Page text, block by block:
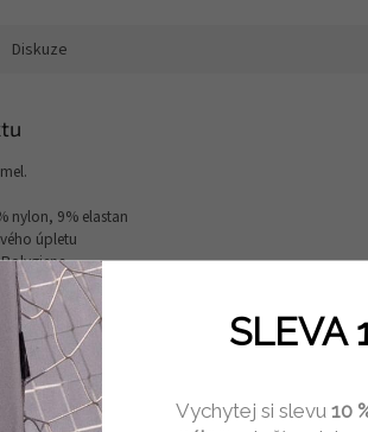
Diskuze
nylon, 9% elastan
úpletu
součástí pletacího vzoru
SLEVA
Vychytej si slevu 10